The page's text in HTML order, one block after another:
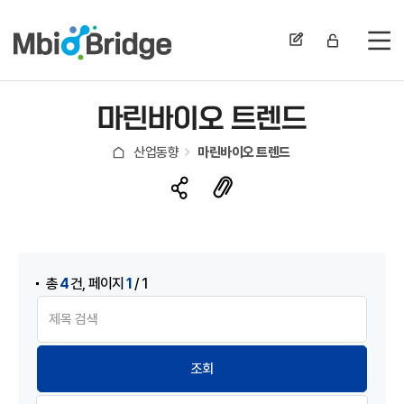
전
마린바이오 트렌드
산업동향 마린바이오 트렌드
총4건 ,페이지1/ 1